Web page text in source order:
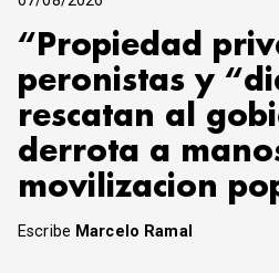
“Propiedad
peronistas y
rescatan al
derrota a
movilizacion
Escribe Marcelo Ramal